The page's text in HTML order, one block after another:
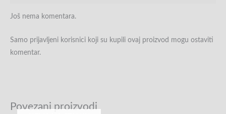
Još nema komentara.
Samo prijavljeni korisnici koji su kupili ovaj proizvod mogu ostaviti
komentar.
Povezani proizvodi